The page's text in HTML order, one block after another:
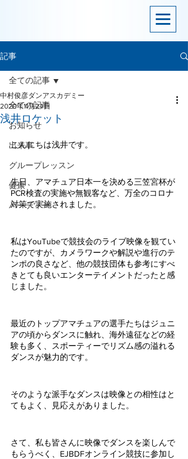
記事
全ての記事
お知らせ
出来事
グループレッスン
健康
パーティー
全ての記事
浅井ロケット
中村俊彦ダンアスカデミー
2020年11月24日
こんにちは浅井です。
先日、アマチュア日本一を決める三笠宮杯が
PCR検査の実施や無観客など、万全のコロナ
対策で実施されました。
私はYouTubeで競技会のライブ映像を観てい
たのですが、カメラワークや解説や進行のテ
ンポの良さなど、他の競技団体も参考にすべ
きとても良いエンターテイメントだったと感
じました。
最近のトップアマチュアの選手たちはジュニ
アの頃からダンスに触れ、海外遠征などの経
験も多く、スポーティーでリズム感の溢れる
ダンスが魅力的です。
そのような派手なダンスは映像との相性はと
てもよく、見応えがありました。
さて、私も皆さんに映像でダンスを楽しんで
もらうべく、EJBDFオンライン競技に参加し